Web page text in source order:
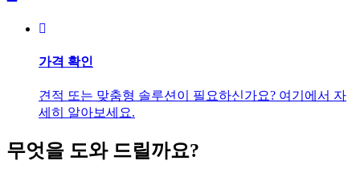
가격 확인
견적 또는 맞춤형 솔루션이 필요하신가요? 여기에서 자
세히 알아보세요.
무엇을 도와 드릴까요?